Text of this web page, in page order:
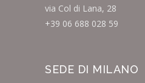
via Col di Lana, 28
+39 06 688 028 59
SEDE DI MILANO